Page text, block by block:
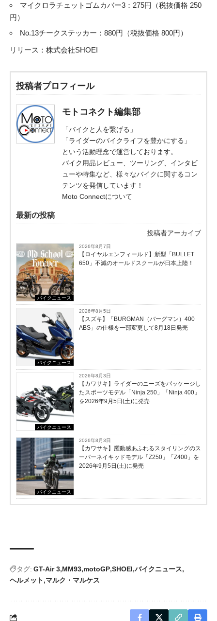
マイクロラチェットゴムカバー3：275円（税抜価格 250
円）
No.13チークステッカー：880円（税抜価格 800円）
リリース： 株式会社SHOEI
投稿者プロフィール
モトコネクト編集部
「バイクと人を繋げる」
「ライダーのバイクライフを豊かにする」
という活動理念で運営しております。
バイク用品レビュー、ツーリング、インタビ
ューや特集など、様々なバイクに関するコン
テンツを発信しています！
Moto Connectについて
最新の投稿
投稿者アーカイブ
バイクニュース
2026年8月7日
【ロイヤルエンフィールド】新型「BULLET
650」不滅のオールドスクールが⽇本上陸！
バイクニュース
2026年8月5日
【スズキ】「BURGMAN（バーグマン）400
ABS」の仕様を一部変更して8月18日発売
バイクニュース
2026年8月3日
【カワサキ】ライダーのニーズをパッケージし
たスポーツモデル「Ninja 250」「Ninja 400」
を2026年9月5日(土)に発売
バイクニュース
2026年8月3日
【カワサキ】躍動感あふれるスタイリングのス
ーパーネイキッドモデル「Z250」「Z400」を
2026年9月5日(土)に発売
タグ: GT-Air 3 MM93 motoGP SHOEI バイクニュース
ヘルメット マルク・マルケス